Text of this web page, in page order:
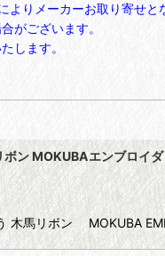
りメーカーお取り寄せと
がございます。
します。
ン MOKUBAエンブロイ
木馬リボン MOKUBA